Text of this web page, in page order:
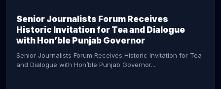
Senior Journalists Forum Receives
Historic Invitation for Tea and Dialogue
with Hon’ble Punjab Governor
Senior Journalists Forum Receives Historic Invitation for Tea
and Dialogue with Hon’ble Punjab Governor...